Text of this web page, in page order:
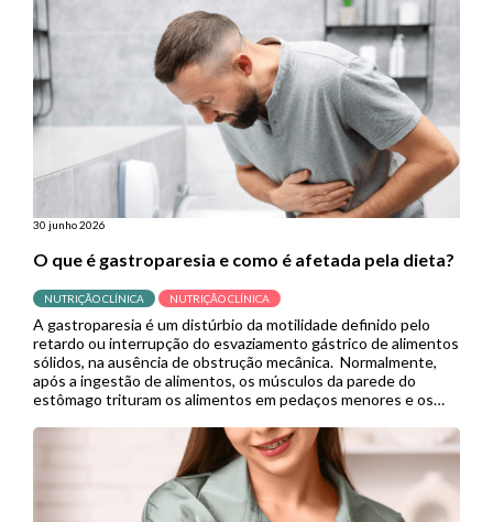
útil em contextos de menor […]
30 junho 2026
O que é gastroparesia e como é afetada pela dieta?
NUTRIÇÃO CLÍNICA NUTRIÇÃO CLÍNICA
A gastroparesia é um distúrbio da motilidade definido pelo
retardo ou interrupção do esvaziamento gástrico de alimentos
sólidos, na ausência de obstrução mecânica. Normalmente,
após a ingestão de alimentos, os músculos da parede do
estômago trituram os alimentos em pedaços menores e os
Porém, quando se […]